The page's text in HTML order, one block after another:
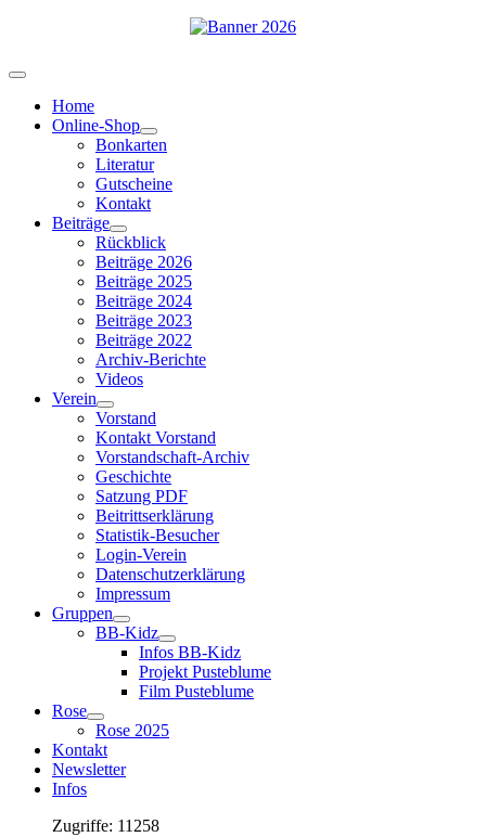
Home
Online-Shop
Bonkarten
Literatur
Gutscheine
Kontakt
Beiträge
Rückblick
Beiträge 2026
Beiträge 2025
Beiträge 2024
Beiträge 2023
Beiträge 2022
Archiv-Berichte
Videos
Verein
Vorstand
Kontakt Vorstand
Vorstandschaft-Archiv
Geschichte
Satzung PDF
Beitrittserklärung
Statistik-Besucher
Login-Verein
Datenschutzerklärung
Impressum
Gruppen
BB-Kidz
Infos BB-Kidz
Projekt Pusteblume
Film Pusteblume
Rose
Rose 2025
Kontakt
Newsletter
Infos
Zugriffe: 11258